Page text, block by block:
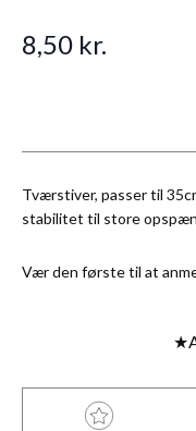
Tværstiver, passer til
stabilitet til store
Vær den første til at
8,50 kr.
★